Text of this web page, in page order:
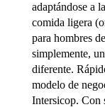
adaptándose a
comida ligera
para hombres
simplemente,
diferente.
modelo de
Intersicop. Con